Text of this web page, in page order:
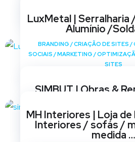
LuxMetal | Serralharia
Alumínio /
BRANDING /CRIAÇÃO DE SITES /
SOCIAIS /MARKETING /
SITES
SIMBUT | Obras &
SOCIAIS /MARKETING
SITES
MH Interiores | Loja
Interiores / sofás /
medida …